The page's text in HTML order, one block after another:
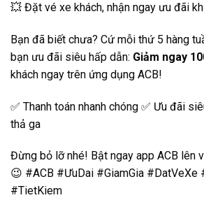
💥 Đặt vé xe khách, nhận ngay ưu đãi
Bạn đã biết chưa? Cứ mỗi thứ 5 hàng
bạn ưu đãi siêu hấp dẫn: Giảm ngay
khách ngay trên ứng dụng ACB!
✅ Thanh toán nhanh chóng ✅ Ưu đãi
thả ga
Đừng bỏ lỡ nhé! Bật ngay app ACB lên
😉 #ACB #ƯuDai #GiamGia #DatVeXe
#TietKiem